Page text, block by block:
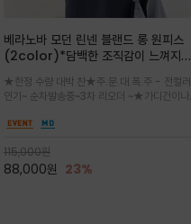
베라노바 모던 린넨 블랜드 롱 원피스
(2color)*담백한 조직감이 느껴지는
롱 원피스
★한정 수량 대박 찬★주.문.대.폭.주 - 전컬러
인기~ 순차발송중~3차 리오더 ~★가디건이나
도 손색이 없고,리조트룩까지 만능/답답하지 않
버하면서도 여리여리한 무
115,000원
88,000원 23%